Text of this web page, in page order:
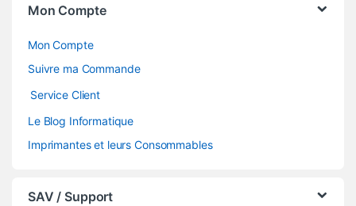
Mon Compte
Mon Compte
Suivre ma Commande
Service Client
Le Blog Informatique
Imprimantes et leurs Consommables
SAV / Support